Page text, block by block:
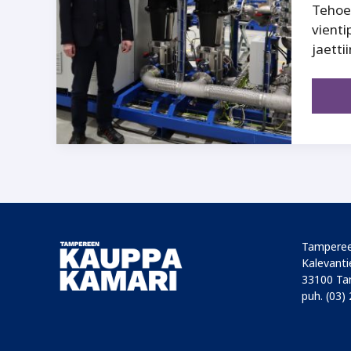
33100
puh. (03)